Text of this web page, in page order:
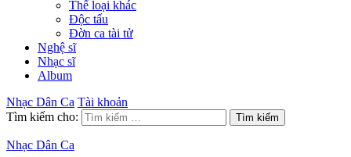
Thể loại khác
Độc tấu
Đờn ca tài tử
Nghệ sĩ
Nhạc sĩ
Album
Nhạc Dân Ca Tài khoản
Tìm kiếm cho:
Nhạc Dân Ca